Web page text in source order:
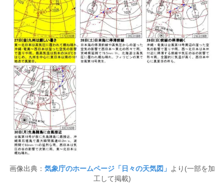
画像出典： 気象庁のホームページ「日々の天気図」 より(一部を加
工して掲載)